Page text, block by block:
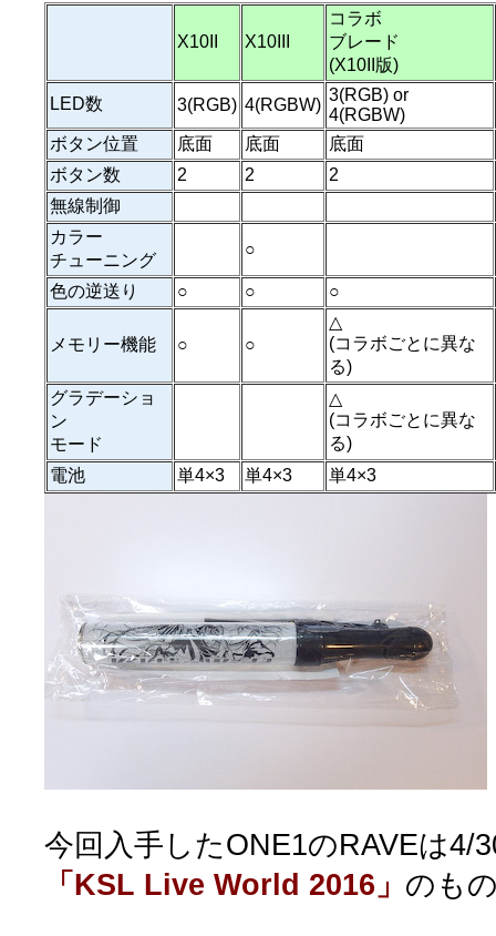
X10II X10III
コラボ
ブレード
(X10II版)
LED数 3(RGB) 4(RGBW)
3(RGB) or
4(RGBW)
ボタン位置
底面 底面
底面
ボタン数
2 2
2
無線制御
カラー
チューニング
○
色の逆送り ○ ○ ○
メモリー機能 ○ ○
△
(コラボごとに異な
る)
グラデーショ
ン
モード
△
(コラボごとに異な
る)
電池
単4×3 単4×3 単4×3
今回入手したONE1のRAVEは4/
「KSL Live World 2016」 のも